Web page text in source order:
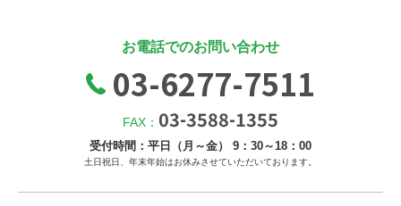
お電話でのお問い合わせ
03-6277-7511
FAX： 03-3588-1355
受付時間：平日（月～金） 9：30～18：00
土日祝日、年末年始はお休みさせていただいております。